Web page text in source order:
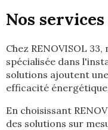
Nos
Chez RENOVISOL
spécialisée dans
solutions ajoutent
efficacité
En choisissant
des solutions sur